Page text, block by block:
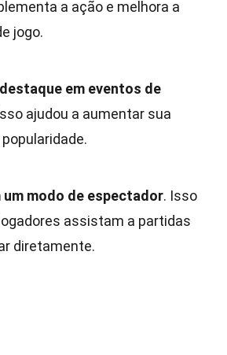
a ação e melhora a
jogo.
em eventos de
ajudou a aumentar sua
um modo de espectador. Isso
assistam a partidas
diretamente.